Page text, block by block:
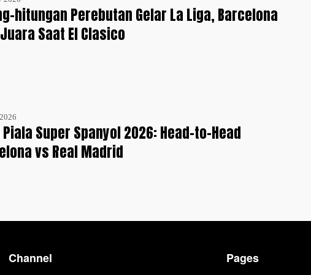
hitungan Perebutan Gelar La Liga, Barcelona
Saat El Clasico
Super Spanyol 2026: Head-to-Head
vs Real Madrid
Channel Pages